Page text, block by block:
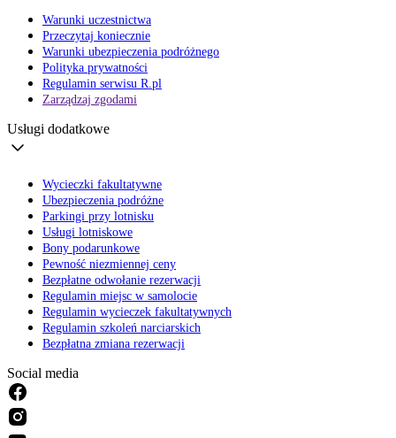
Warunki uczestnictwa
Przeczytaj koniecznie
Warunki ubezpieczenia podróżnego
Polityka prywatności
Regulamin serwisu R.pl
Zarządzaj zgodami
Usługi dodatkowe
Wycieczki fakultatywne
Ubezpieczenia podróżne
Parkingi przy lotnisku
Usługi lotniskowe
Bony podarunkowe
Pewność niezmiennej ceny
Bezpłatne odwołanie rezerwacji
Regulamin miejsc w samolocie
Regulamin wycieczek fakultatywnych
Regulamin szkoleń narciarskich
Bezpłatna zmiana rezerwacji
Social media